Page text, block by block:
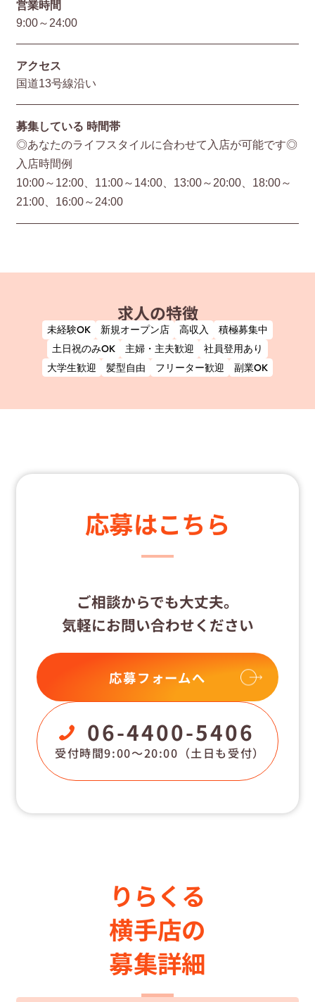
営業時間
9:00～24:00
アクセス
国道13号線沿い
募集している 時間帯
◎あなたのライフスタイルに合わせて入店が可能です◎
入店時間例
10:00～12:00、11:00～14:00、13:00～20:00、18:00～
21:00、16:00～24:00
求人の特徴
未経験OK 新規オープン店 高収入
積極募集中
土日祝のみOK
主婦・主夫歓迎
社員登用あり
大学生歓迎
髪型自由 フリーター歓迎 副業OK
応募はこちら
ご相談からでも大丈夫。
気軽にお問い合わせください
応募フォームへ
06-4400-5406
受付時間9:00〜20:00 （土日も受付）
りらくる
横手店の
募集詳細